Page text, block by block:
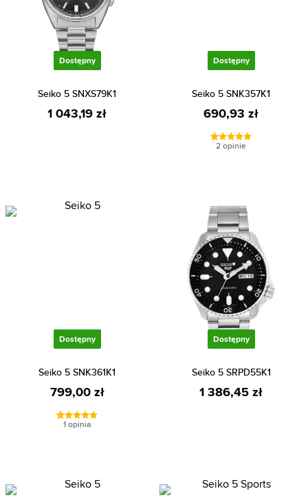
Dostępny
Seiko 5 SNXS79K1
1 043,19 zł
Dostępny
Seiko 5 SNK357K1
690,93 zł
2 opinie
Dostępny
Seiko 5 SNK361K1
799,00 zł
1 opinia
Dostępny
Seiko 5 SRPD55K1
1 386,45 zł